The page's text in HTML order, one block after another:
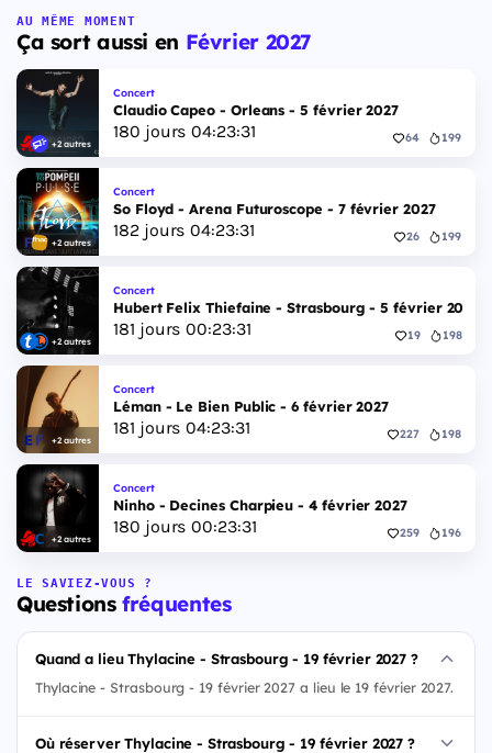
AU MÊME MOMENT
Ça sort aussi en Février 2027
+2 autres
Concert
Claudio Capeo - Orleans - 5 février 2027
180 jours 04:23:30 64 199
+2 autres
Concert
So Floyd - Arena Futuroscope - 7 février 2027
182jours 04:23:30 26 199
+2 autres
Concert
Hubert Felix Thiefaine - Strasbourg - 5 février 2027
181 jours 00:23:30 19 198
+2 autres
Concert
Léman - Le Bien Public - 6 février 2027
181 jours 04:23:30 227 198
+2 autres
Concert
Ninho - Decines Charpieu - 4 février 2027
180 jours 00:23:30 259 196
LE SAVIEZ-VOUS ?
Questionsfréquentes
Quand a lieu Thylacine - Strasbourg - 19 février 2027 ?
Thylacine - Strasbourg - 19 février 2027 a lieu le 19 février 2027.
Où réserver Thylacine - Strasbourg - 19 février 2027 ?